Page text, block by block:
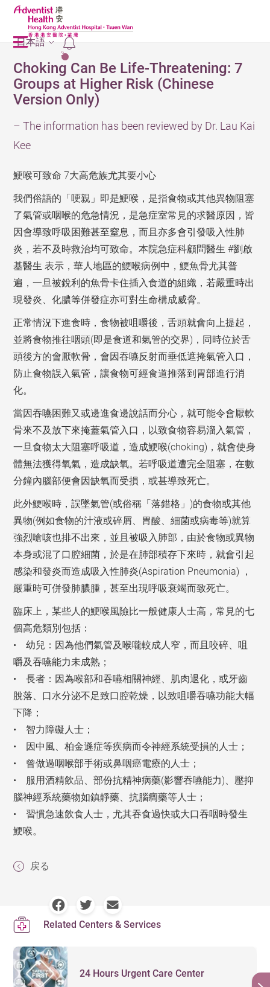
2
日本語
Choking Can Be Life-Threatening: 7
Groups at Higher Risk (Chinese
Version Only)
– The information has been reviewed by Dr. Lau Kai
Kee
鯁喉可致命 7大高危族尤其要小心
我們俗語的「哽親」即是鯁喉，是指食物或其他異物阻塞
了氣管或咽喉的危急情況，是急症室常見的求醫原因，皆
因會導致呼吸困難甚至窒息，而且亦多會引發吸入性肺
炎，若不及時救治均可致命。本院急症科顧問醫生 #劉啟
基醫生 表示，華人地區的鯁喉病例中，鯁魚骨尤其普
遍，一旦被銳利的魚骨卡住插入食道的組織，若嚴重時出
現發炎、化膿等併發症亦可對生命構成威脅。
正常情況下進食時，食物被咀嚼後，舌頭就會向上提起，
並將食物推往咽頭(即是食道和氣管的交界)，同時位於舌
頭後方的會厭軟骨，會因吞嚥反射而垂低遮掩氣管入口，
防止食物誤入氣管，讓食物可經食道推落到胃部進行消
化。
當因吞嚥困難又或邊進食邊說話而分心，就可能令會厭軟
骨來不及放下來掩蓋氣管入口，以致食物容易溜入氣管，
一旦食物太大阻塞呼吸道，造成鯁喉(choking)，就會使身
體無法獲得氧氣，造成缺氧。若呼吸道遭完全阻塞，在數
分鐘內腦部便會因缺氧而受損，或甚導致死亡。
此外鯁喉時，誤墜氣管(或俗稱「落錯格」)的食物或其他
異物(例如食物的汁液或碎屑、胃酸、細菌或病毒等)就算
強烈嗆咳也排不出來，並且被吸入肺部，由於食物或異物
本身或混了口腔細菌，於是在肺部積存下來時，就會引起
感染和發炎而造成吸入性肺炎(Aspiration Pneumonia) ，
嚴重時可併發肺膿腫，甚至出現呼吸衰竭而致死亡。
臨床上，某些人的鯁喉風險比一般健康人士高，常見的七
個高危類別包括：
• 幼兒：因為他們氣管及喉嚨較成人窄，而且咬碎、咀
嚼及吞嚥能力未成熟；
• 長者：因為喉部和吞嚥相關神經、肌肉退化，或牙齒
脫落、口水分泌不足致口腔乾燥，以致咀嚼吞嚥功能大幅
下降；
• 智力障礙人士；
• 因中風、柏金遜症等疾病而令神經系統受損的人士；
• 曾做過咽喉部手術或鼻咽癌電療的人士；
• 服用酒精飲品、部份抗精神病藥(影響吞嚥能力)、壓抑
腦神經系統藥物如鎮靜藥、抗腦癎藥等人士；
• 習慣急速飲食人士，尤其吞食過快或大口吞咽時發生
鯁喉。
戻る
Related Centers & Services
24 Hours Urgent Care Center